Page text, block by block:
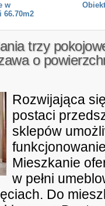
w
66.70m2
trzy
o
Rozwijająca
postaci
sklepów
Mieszkanie
w pełni
Do